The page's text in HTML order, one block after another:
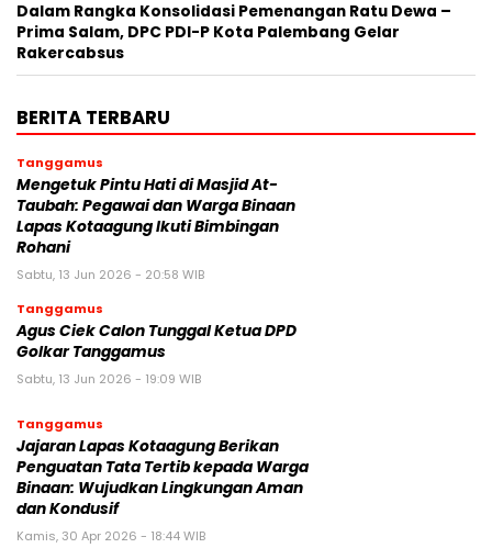
Dalam Rangka Konsolidasi Pemenangan Ratu Dewa –
Prima Salam, DPC PDI-P Kota Palembang Gelar
Rakercabsus
BERITA TERBARU
Tanggamus
Mengetuk Pintu Hati di Masjid At-
Taubah: Pegawai dan Warga Binaan
Lapas Kotaagung Ikuti Bimbingan
Rohani
Sabtu, 13 Jun 2026 - 20:58 WIB
Tanggamus
Agus Ciek Calon Tunggal Ketua DPD
Golkar Tanggamus
Sabtu, 13 Jun 2026 - 19:09 WIB
Tanggamus
Jajaran Lapas Kotaagung Berikan
Penguatan Tata Tertib kepada Warga
Binaan: Wujudkan Lingkungan Aman
dan Kondusif
Kamis, 30 Apr 2026 - 18:44 WIB